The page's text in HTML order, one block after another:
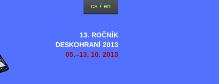
13. ROČNÍK
DESKOHRANÍ 2013
05.–13. 10. 2013
cs / en